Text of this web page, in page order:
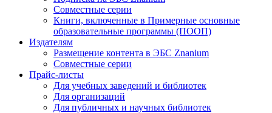
Совместные серии
Книги, включенные в Примерные основные
образовательные программы (ПООП)
Издателям
Размещение контента в ЭБС Znanium
Совместные серии
Прайс-листы
Для учебных заведений и библиотек
Для организаций
Для публичных и научных библиотек